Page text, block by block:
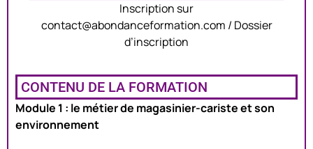
Inscription sur
contact@abondanceformation.com / Dossier
d’inscription
CONTENU DE LA FORMATION
Module 1 : le métier de magasinier-cariste et son
environnement